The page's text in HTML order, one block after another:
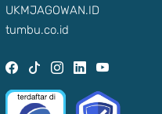
UKMJAGOWAN.ID
tumbu.co.id